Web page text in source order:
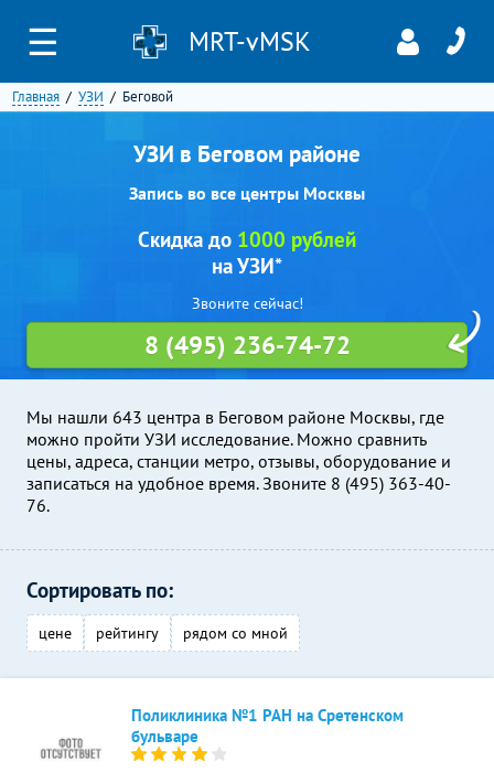
☰ MRT-vMSK
Главная УЗИ Беговой
УЗИ в Беговом районе
Запись во все центры Москвы
Мы нашли 643 центра в Беговом районе Москвы, где
можно пройти УЗИ исследование. Можно сравнить
цены, адреса, станции метро, отзывы, оборудование и
записаться на удобное время. Звоните 8 (495) 363-40-
76.
Скидка до 1000 рублей
на УЗИ*
Звоните сейчас!
8 (495) 236-74-72
Сортировать по:
цене рейтингу рядом со мной
Поликлиника №1 РАН на Сретенском
бульваре